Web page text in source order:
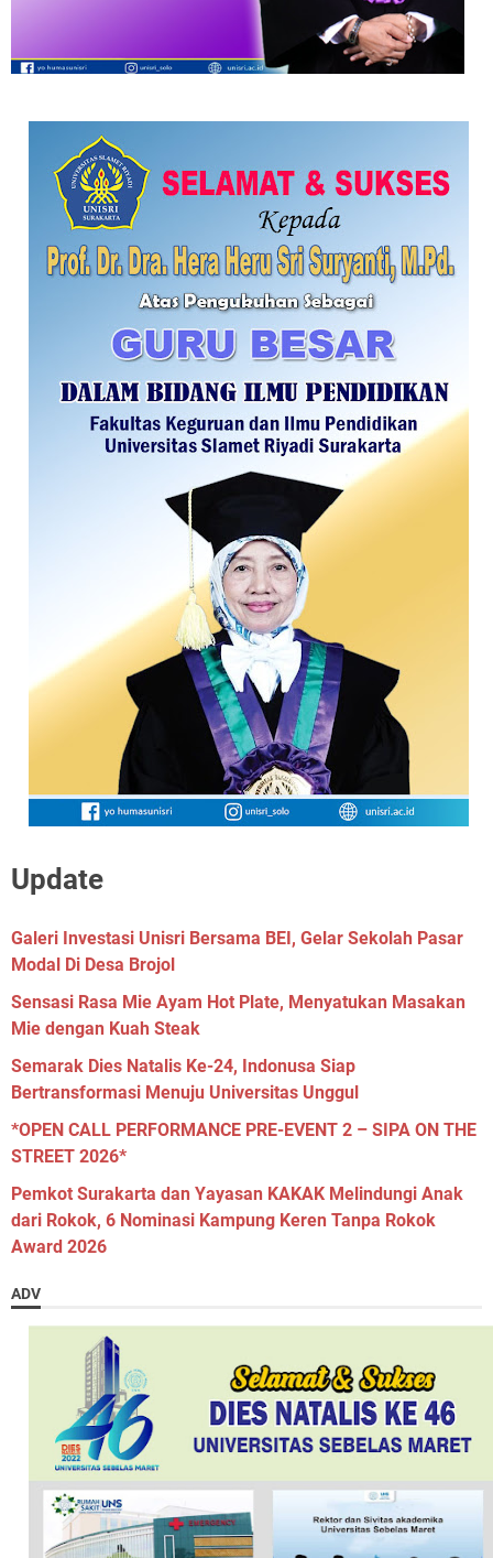
Update
Galeri Investasi Unisri Bersama BEI, Gelar Sekolah Pasar
Modal Di Desa Brojol
Sensasi Rasa Mie Ayam Hot Plate, Menyatukan Masakan
Mie dengan Kuah Steak
Semarak Dies Natalis Ke-24, Indonusa Siap
Bertransformasi Menuju Universitas Unggul
*OPEN CALL PERFORMANCE PRE-EVENT 2 – SIPA ON THE
STREET 2026*
Pemkot Surakarta dan Yayasan KAKAK Melindungi Anak
dari Rokok, 6 Nominasi Kampung Keren Tanpa Rokok
Award 2026
ADV